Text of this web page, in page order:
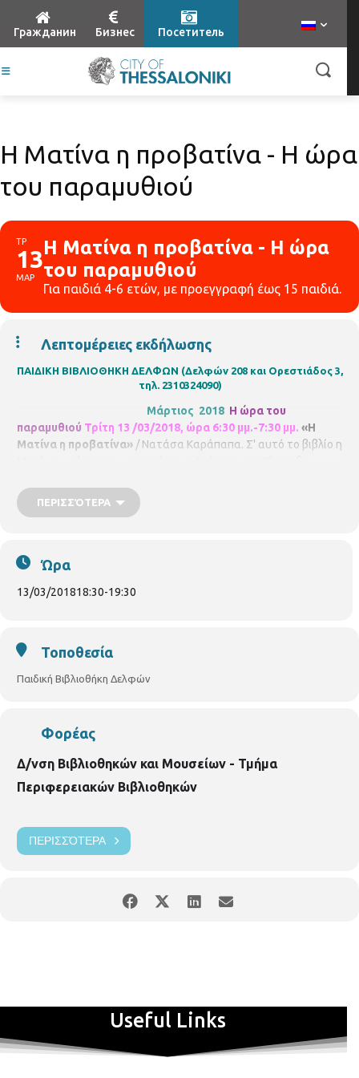
Гражданин Бизнес Посетитель
Η Ματίνα η προβατίνα - Η ώρα
του παραμυθιού
ΤΡ
13
ΜΑΡ
Η Ματίνα η προβατίνα - Η ώρα
του παραμυθιού
Για παιδιά 4-6 ετών, με προεγγραφή έως 15 παιδιά.
Λεπτομέρειες εκδήλωσης
ΠΑΙΔΙΚΗ ΒΙΒΛΙΟΘΗΚΗ ΔΕΛΦΩΝ (Δελφών 208 και Ορεστιάδος 3,
τηλ. 2310324090)
Μάρτιος 2018 Η ώρα του
παραμυθιού Τρίτη 13 /03/2018, ώρα 6:30 μμ.-7:30 μμ. «Η
Ματίνα η προβατίνα» / Νατάσα Καράπαπα. Σ' αυτό το βιβλίο η
το μάθετε μόνοι σας. Θα ακολουθήσει κατασκευή προβατίνας.
Με τη βιβλιοθηκονόμο Ευγενία Χαρισίου
ΠΕΡΙΣΣΌΤΕΡΑ
Ώρα
13/03/201818:30-19:30
Τοποθεσία
Παιδική Βιβλιοθήκη Δελφών
Φορέας
Δ/νση Βιβλιοθηκών και Μουσείων - Τμήμα
Περιφερειακών Βιβλιοθηκών
ΠΕΡΙΣΣΌΤΕΡΑ
Useful Links